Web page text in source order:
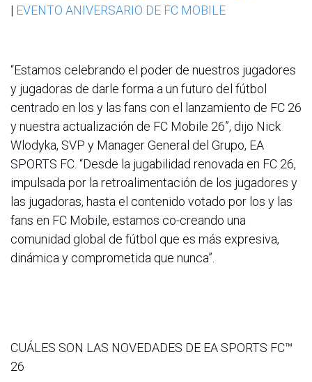
| EVENTO ANIVERSARIO DE FC MOBILE
“Estamos celebrando el poder de nuestros jugadores
y jugadoras de darle forma a un futuro del fútbol
centrado en los y las fans con el lanzamiento de FC 26
y nuestra actualización de FC Mobile 26”, dijo Nick
Wlodyka, SVP y Manager General del Grupo, EA
SPORTS FC. “Desde la jugabilidad renovada en FC 26,
impulsada por la retroalimentación de los jugadores y
las jugadoras, hasta el contenido votado por los y las
fans en FC Mobile, estamos co-creando una
comunidad global de fútbol que es más expresiva,
dinámica y comprometida que nunca”.
CUÁLES SON LAS NOVEDADES DE EA SPORTS FC™
26